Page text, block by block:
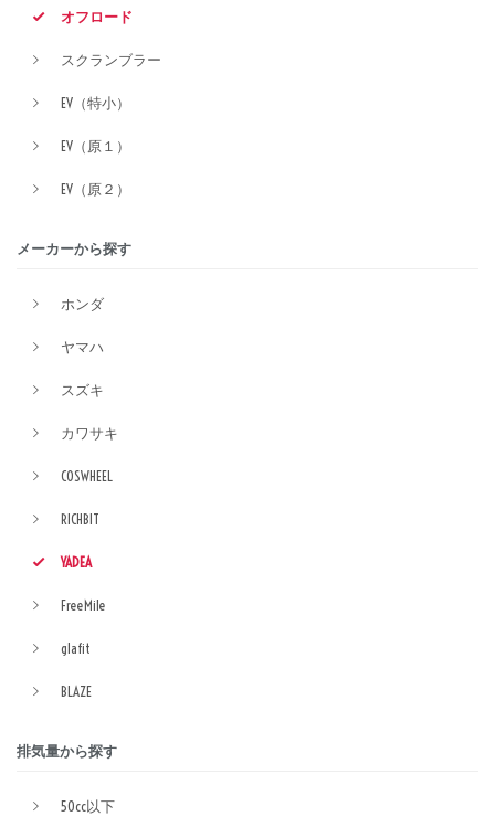
オフロード
スクランブラー
EV（特小）
EV（原１）
EV（原２）
メーカーから探す
ホンダ
ヤマハ
スズキ
カワサキ
COSWHEEL
RICHBIT
YADEA
FreeMile
glafit
BLAZE
排気量から探す
50cc以下